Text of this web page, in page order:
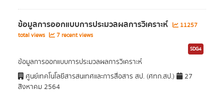
ข้อมูลการออกแบบการประมวลผลการวิเคราะห์
11257
total views
7 recent views
SDG4
ข้อมูลการออกแบบการประมวลผลการวิเคราะห์
ศูนย์เทคโนโลยีสารสนเทศและการสื่อสาร สป. (ศทก.สป.)
27
สิงหาคม 2564